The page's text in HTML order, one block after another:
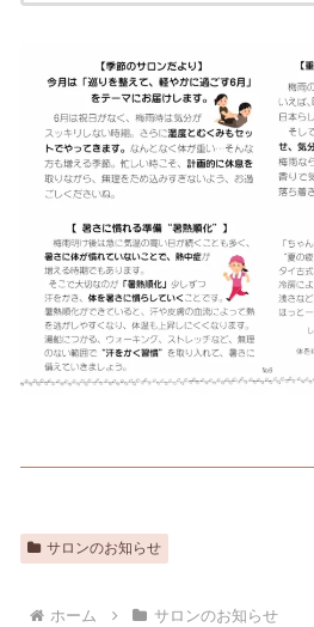
サロンのお知らせ
ホーム サロンのお知らせ